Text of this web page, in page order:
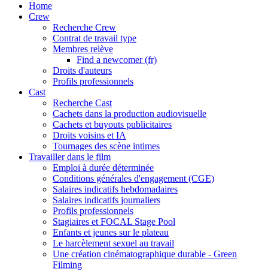
Home
Crew
Recherche Crew
Contrat de travail type
Membres relève
Find a newcomer (fr)
Droits d'auteurs
Profils professionnels
Cast
Recherche Cast
Cachets dans la production audiovisuelle
Cachets et buyouts publicitaires
Droits voisins et IA
Tournages des scène intimes
Travailler dans le film
Emploi à durée déterminée
Conditions générales d'engagement (CGE)
Salaires indicatifs hebdomadaires
Salaires indicatifs journaliers
Profils professionnels
Stagiaires et FOCAL Stage Pool
Enfants et jeunes sur le plateau
Le harcèlement sexuel au travail
Une création cinématographique durable - Green
Filming